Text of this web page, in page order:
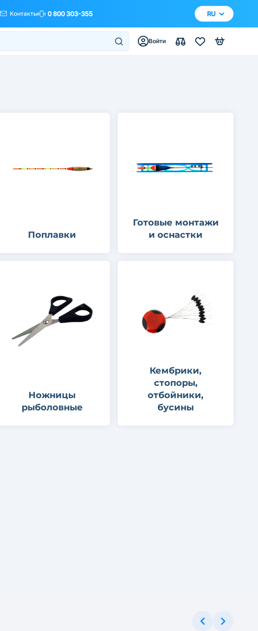
Контакты 0 800 303-355 RU
Войти
Поплавки
Готовые монтажи
и оснастки
Ножницы
рыболовные
Кембрики,
стопоры,
отбойники,
бусины